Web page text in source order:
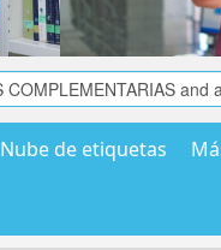
Nube de etiquetas